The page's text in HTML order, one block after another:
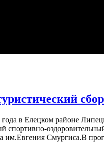
сбор
года в Елецком районе
спортивно-
им.Евгения Смургиса.В